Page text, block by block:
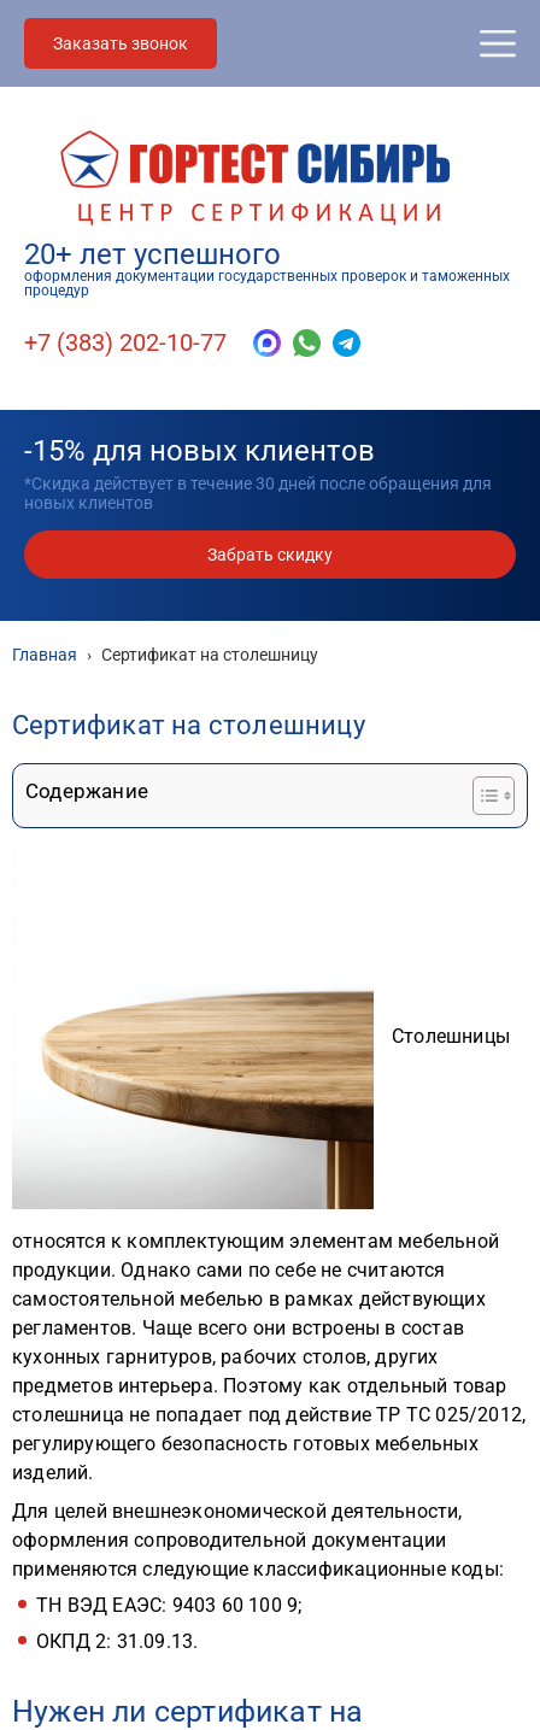
Заказать звонок
20+ лет успешного
оформления документации государственных проверок и таможенных
процедур
+7 (383) 202-10-77
-15% для новых клиентов
*Скидка действует в течение 30 дней после обращения для
новых клиентов
Забрать скидку
Главная › Сертификат на столешницу
Сертификат на столешницу
Содержание
Столешницы
относятся к комплектующим элементам мебельной
продукции. Однако сами по себе не считаются
самостоятельной мебелью в рамках действующих
регламентов. Чаще всего они встроены в состав
кухонных гарнитуров, рабочих столов, других
предметов интерьера. Поэтому как отдельный товар
столешница не попадает под действие ТР ТС 025/2012,
регулирующего безопасность готовых мебельных
изделий.
Для целей внешнеэкономической деятельности,
оформления сопроводительной документации
применяются следующие классификационные коды:
ТН ВЭД ЕАЭС: 9403 60 100 9;
ОКПД 2: 31.09.13.
Нужен ли сертификат на